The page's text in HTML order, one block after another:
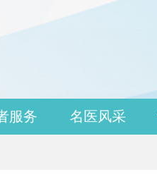
服务 名医风采